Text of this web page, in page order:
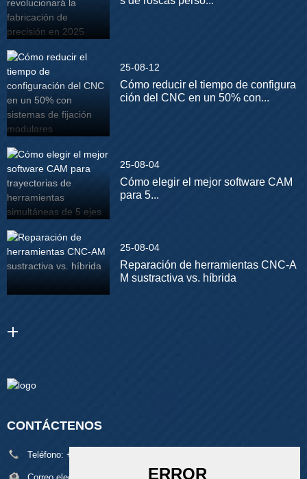
25-08-12
Cómo reducir el tiempo de configura
ción del CNC en un 50% con...
25-08-04
Cómo elegir el mejor software CAM
para 5...
25-08-04
Reparación de herramientas CNC-A
M sustractiva vs. híbrida
CONTÁCTENOS
Teléfono: +86 18929329313